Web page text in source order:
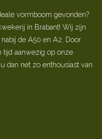
vormboom gevonden?
in Brabant! Wij zijn
de A50 en A2. Door
aanwezig op onze
dan net zo enthousiast van